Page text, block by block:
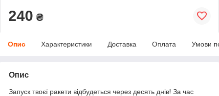
240 ₴
Опис Характеристики Доставка Оплата Умови
Опис
Запуск твоєї ракети відбудеться через десять днів! За час